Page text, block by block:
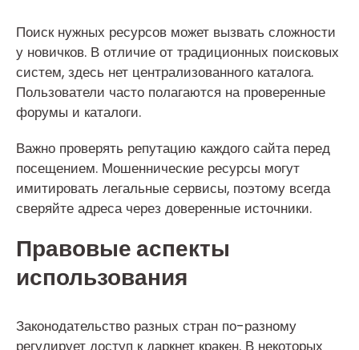
Поиск нужных ресурсов может вызвать сложности
у новичков. В отличие от традиционных поисковых
систем, здесь нет централизованного каталога.
Пользователи часто полагаются на проверенные
форумы и каталоги.
Важно проверять репутацию каждого сайта перед
посещением. Мошеннические ресурсы могут
имитировать легальные сервисы, поэтому всегда
сверяйте адреса через доверенные источники.
Правовые аспекты
использования
Законодательство разных стран по-разному
регулирует доступ к даркнет кракен. В некоторых